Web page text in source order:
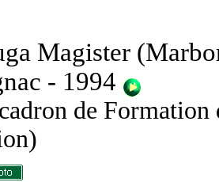
Magister
- 1994
de Formation
)